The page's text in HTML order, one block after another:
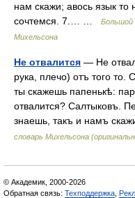
нам скажи; авось язык то
сочтемся. 7.… …
Большой
Михельсона
Не отвалится — Не
рука, плечо) отъ того то.
ты скажешь папенькѣ:
отвалится? Салтыковъ.
знаешь, такъ и намъ
словарь Михельсона
© Академик, 2000-2026
Обратная связь: Техподдержка